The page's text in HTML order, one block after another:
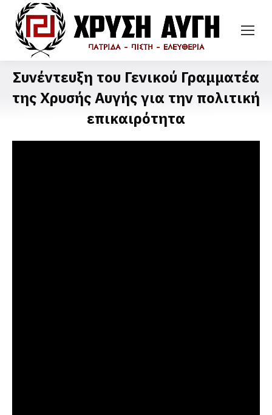
Συνέντευξη του Γενικού Γραμματέα
της Χρυσής Αυγής για την πολιτική
επικαιρότητα